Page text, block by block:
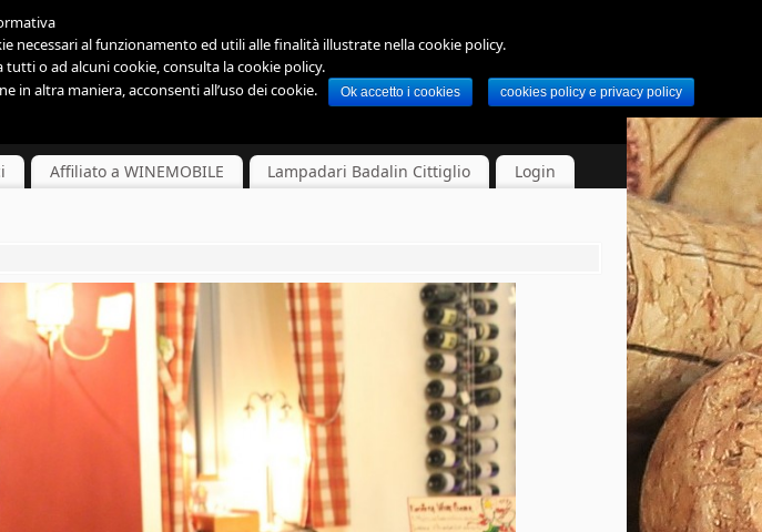
Affiliato a WINEMOBILE Lampadari Badalin Cittiglio Login
al funzionamento ed utili alle finalità illustrate nella cookie policy.
o ad alcuni cookie, consulta la cookie policy.
in altra maniera, acconsenti all’uso dei cookie.
Ok accetto i cookies cookies policy e privacy policy